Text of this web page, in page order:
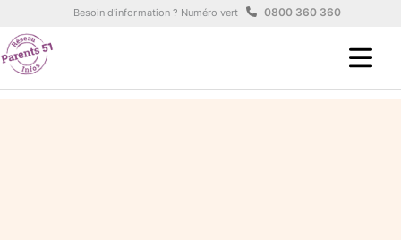
Aller au contenu principal
Besoin d'information ? Numéro vert 0800 360 360
Panneau de gestion des cookies